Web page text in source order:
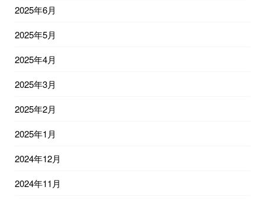
2025年6月
2025年5月
2025年4月
2025年3月
2025年2月
2025年1月
2024年12月
2024年11月